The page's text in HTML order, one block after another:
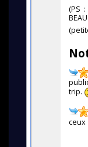
(PS
trip.
ceux